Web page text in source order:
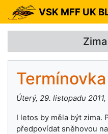
VSK MFF UK
Úterý, 29. listopadu 2011,
I letos by měla být zima.
předpovídat sněhovou